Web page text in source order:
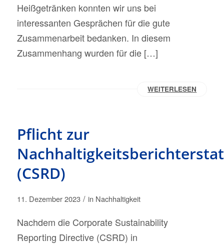
Heißgetränken konnten wir uns bei
interessanten Gesprächen für die gute
Zusammenarbeit bedanken. In diesem
Zusammenhang wurden für die […]
WEITERLESEN
Pflicht zur
(CSRD)
11. Dezember 2023 / in Nachhaltigkeit
Nachdem die Corporate Sustainability
Reporting Directive (CSRD) in